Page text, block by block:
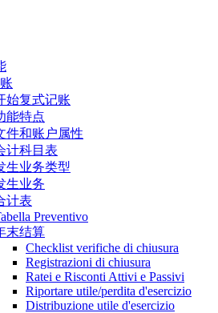
始复式记账
能特点
件和账户属性
计科目表
生业务类型
生业务
计表
Preventivo
末结算
Checklist verifiche di chiusura
Registrazioni di chiusura
Ratei e Risconti Attivi e Passivi
Riportare utile/perdita d'esercizio
Distribuzione utile d'esercizio